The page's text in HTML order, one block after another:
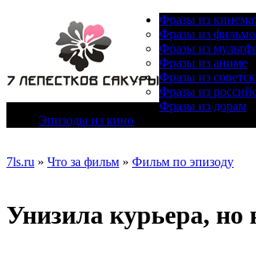
Фразы из
Фразы из
Фразы из
Фразы из аниме
Фразы из
Фразы из
Фразы из дорам
Эпизоды из кино
7ls.ru » Что за фильм » Фильм по эпизоду
Унизила курьера, но